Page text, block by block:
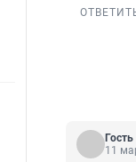
Гость
11